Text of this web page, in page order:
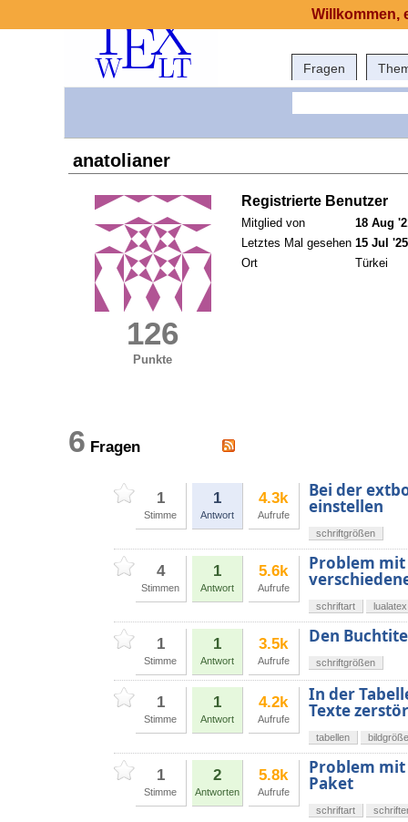
Fragen
anatolianer
126
Punkte
Registrierte Benutzer
Mitglied von
18 Aug
Letztes Mal gesehen 15 Jul
Ort
Türkei
6 Fragen
1
Stimme
1
Antwort
4.3k
Aufrufe
Bei der
einstellen
schriftgrößen
4
Stimmen
1
Antwort
5.6k
Aufrufe
Problem
schriftart lualatex
1
Stimme
1
Antwort
3.5k
Aufrufe
Den
schriftgrößen
1
Stimme
1
Antwort
4.2k
Aufrufe
In der
Texte
tabellen bildgröße
1
Stimme
2
Antworten
5.8k
Aufrufe
Problem
Paket
schriftart
Willkommen,